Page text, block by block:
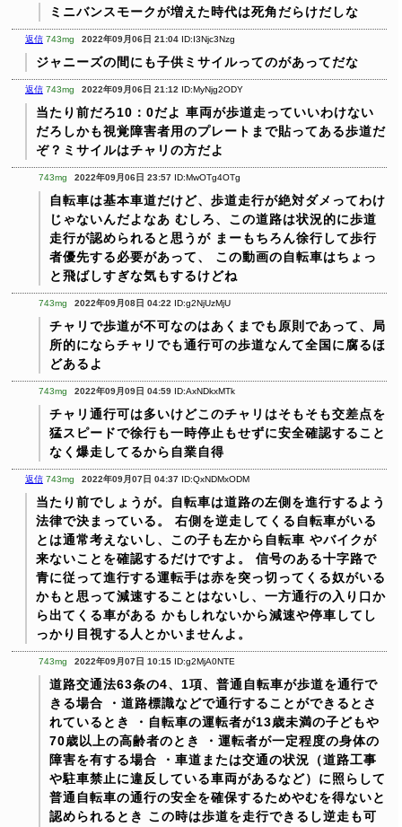
ミニバンスモークが増えた時代は死角だらけだしな
返信 743mg 2022年09月06日 21:04 ID:I3Njc3Nzg
ジャニーズの間にも子供ミサイルってのがあってだな
返信 743mg 2022年09月06日 21:12 ID:MyNjg2ODY
当たり前だろ10：0だよ 車両が歩道走っていいわけない
だろしかも視覚障害者用のプレートまで貼ってある歩道だ
ぞ？ミサイルはチャリの方だよ
743mg 2022年09月06日 23:57 ID:MwOTg4OTg
自転車は基本車道だけど、歩道走行が絶対ダメってわけ
じゃないんだよなあ むしろ、この道路は状況的に歩道
走行が認められると思うが まーもちろん徐行して歩行
者優先する必要があって、
この動画の自転車はちょっ
と飛ばしすぎな気もするけどね
743mg 2022年09月08日 04:22 ID:g2NjUzMjU
チャリで歩道が不可なのはあくまでも原則であって、局
所的にならチャリでも通行可の歩道なんて全国に腐るほ
どあるよ
743mg 2022年09月09日 04:59 ID:AxNDkxMTk
チャリ通行可は多いけどこのチャリはそもそも交差点を
猛スピードで徐行も一時停止もせずに安全確認すること
なく爆走してるから自業自得
返信 743mg 2022年09月07日 04:37 ID:QxNDMxODM
当たり前でしょうが。自転車は道路の左側を進行するよう
法律で決まっている。
右側を逆走してくる自転車がいる
とは通常考えないし、この子も左から自転車 やバイクが
来ないことを確認するだけですよ。
信号のある十字路で
青に従って進行する運転手は赤を突っ切ってくる奴がいる
かもと思って減速することはないし、一方通行の入り口か
ら出てくる車がある かもしれないから減速や停車してし
っかり目視する人とかいませんよ。
743mg 2022年09月07日 10:15 ID:g2MjA0NTE
道路交通法63条の4、1項、普通自転車が歩道を通行で
きる場合 ・道路標識などで通行することができるとさ
れているとき
・自転車の運転者が13歳未満の子どもや
70歳以上の高齢者のとき
・運転者が一定程度の身体の
障害を有する場合 ・車道または交通の状況（道路工事
や駐車禁止に違反している車両があるなど）に照らして
普通自転車の通行の安全を確保するためやむを得ないと
認められるとき この時は歩道を走行できるし逆走も可